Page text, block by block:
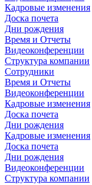
Кадровые изменения
Доска почета
Дни рождения
Время и Отчеты
Видеоконференции
Структура компании
Сотрудники
Время и Отчеты
Видеоконференции
Кадровые изменения
Доска почета
Дни рождения
Кадровые изменения
Доска почета
Дни рождения
Видеоконференции
Структура компании